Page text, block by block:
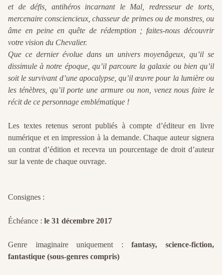
et de défis, antihéros incarnant le Mal, redresseur de torts,
mercenaire consciencieux, chasseur de primes ou de monstres, ou
âme en peine en quête de rédemption ; faites-nous découvrir
votre vision du Chevalier.
Que ce dernier évolue dans un univers moyenâgeux, qu’il se
dissimule à notre époque, qu’il parcoure la galaxie ou bien qu’il
soit le survivant d’une apocalypse, qu’il œuvre pour la lumière ou
les ténèbres, qu’il porte une armure ou non, venez nous faire le
récit de ce personnage emblématique !
Les textes retenus seront publiés à compte d’éditeur en livre
numérique et en impression à la demande. Chaque auteur signera
un contrat d’édition et recevra un pourcentage de droit d’auteur
sur la vente de chaque ouvrage.
Consignes :
Échéance : le 31 décembre 2017
Genre imaginaire uniquement : fantasy, science-fiction,
fantastique (sous-genres compris)